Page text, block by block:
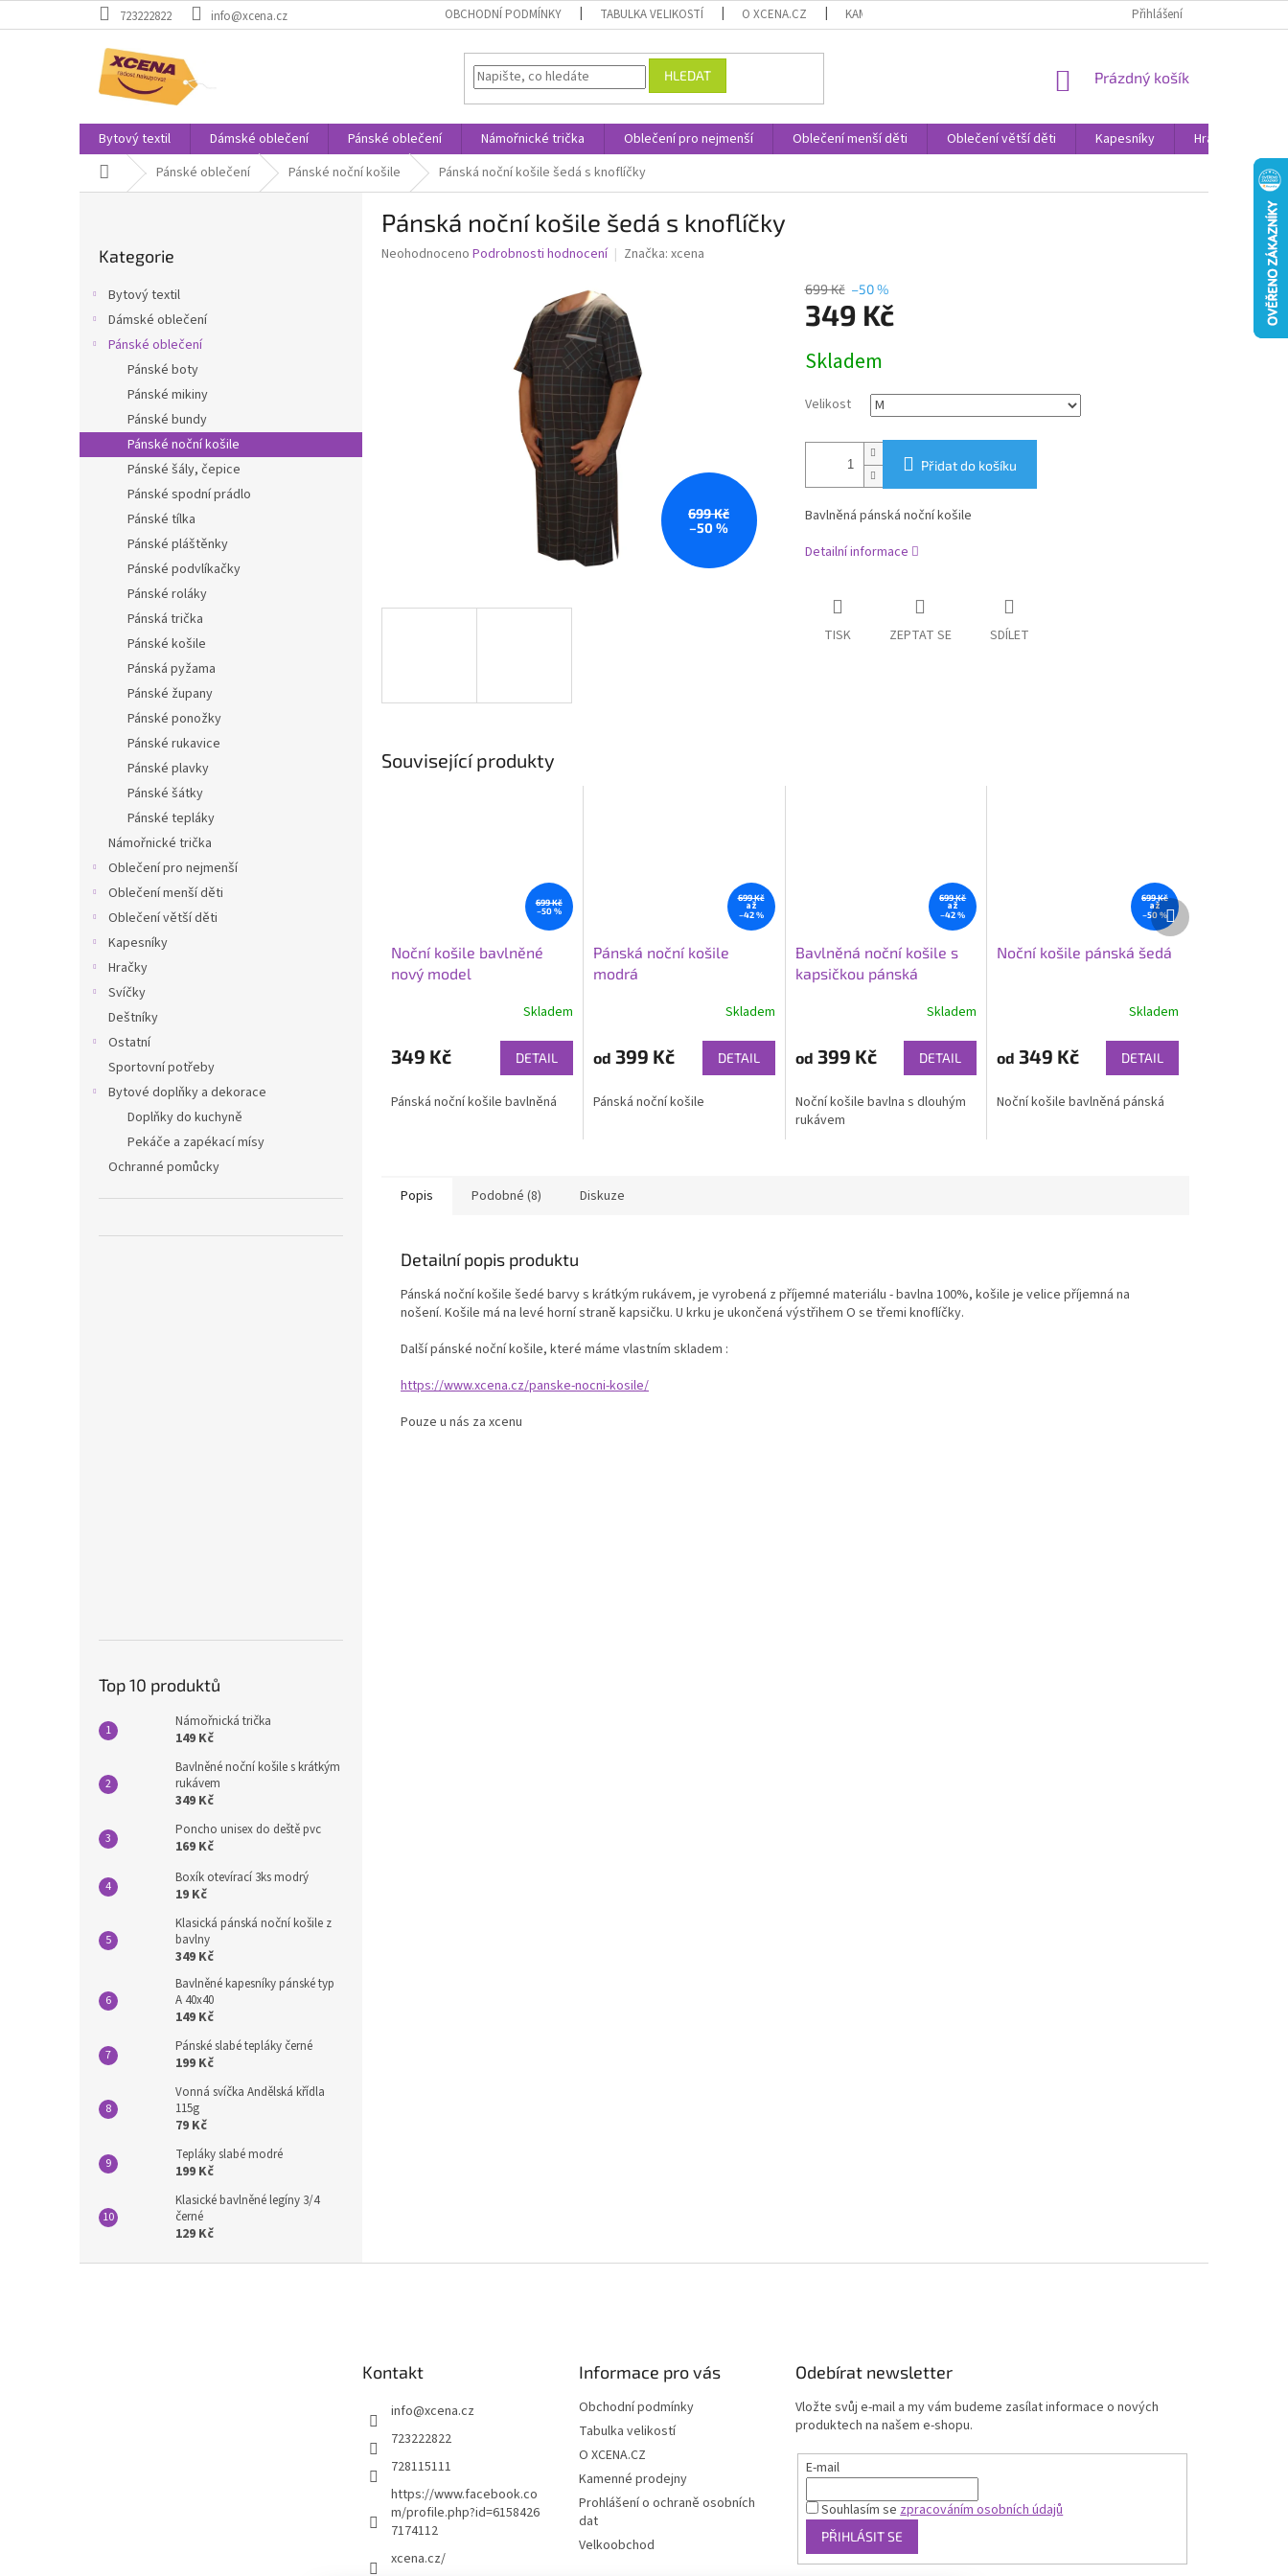
na
723222822 info@xcena.cz OBCHODNÍ PODMÍNKY TABULKA VELIKOSTÍ O XCENA.CZ KAMENNÉ PRODEJNY PROHLÁŠENÍ O OCHRANĚ OSOBNÍCH DAT
Přihlášení
HLEDAT
NÁKUPNÍ
Prázdný košík
Bytový textil Dámské oblečení Pánské oblečení Námořnické trička Oblečení pro nejmenší Oblečení menší děti Oblečení větší děti Kapesníky Hračky
Domů Pánské oblečení Pánské noční košile Pánská noční košile šedá s knoflíčky
n
e
kategorie
Kategorie
Bytový textil
Dámské oblečení
Pánské oblečení
Pánské boty
Pánské mikiny
Pánské bundy
Pánské noční košile
Pánské šály, čepice
Pánské spodní prádlo
Pánské tílka
Pánské pláštěnky
Pánské podvlíkačky
Pánské roláky
Pánská trička
Pánské košile
Pánská pyžama
Pánské župany
Pánské ponožky
Pánské rukavice
Pánské plavky
Pánské šátky
Pánské tepláky
Námořnické trička
Oblečení pro nejmenší
Oblečení menší děti
Oblečení větší děti
Kapesníky
Hračky
Svíčky
Deštníky
Ostatní
Sportovní potřeby
Bytové doplňky a dekorace
Doplňky do kuchyně
Pekáče a zapékací mísy
Ochranné pomůcky
Top 10 produktů
Námořnická trička
149 Kč
Bavlněné noční košile s krátkým
rukávem
349 Kč
Poncho unisex do deště pvc
169 Kč
Boxík otevírací 3ks modrý
19 Kč
Klasická pánská noční košile z
bavlny
349 Kč
Bavlněné kapesníky pánské typ
A 40x40
149 Kč
Pánské slabé tepláky černé
199 Kč
Vonná svíčka Andělská křídla
115g
79 Kč
Tepláky slabé modré
199 Kč
Klasické bavlněné legíny 3/4
černé
129 Kč
Pánská noční košile šedá s knoflíčky
Průměrné
Neohodnoceno Podrobnosti hodnocení Značka: xcena
699 Kč
–50 %
699 Kč –50 %
349 Kč
cena:
Skladem
Velikost
Přidat do košíku
Bavlněná pánská noční košile
Detailní informace
TISK ZEPTAT SE SDÍLET
Související produkty
699 Kč
–50 %
Noční košile bavlněné
nový model
Skladem
349 Kč DETAIL
Pánská noční košile bavlněná
699 Kč
až
–42 %
Pánská noční košile
modrá
Skladem
od 399 Kč DETAIL
Pánská noční košile
699 Kč
až
–42 %
Bavlněná noční košile s
kapsičkou pánská
Skladem
od 399 Kč DETAIL
Noční košile bavlna s dlouhým
rukávem
699 Kč
až
–50 %
Noční košile pánská šedá
Skladem
od 349 Kč DETAIL
Noční košile bavlněná pánská
Další
produkt
Popis Podobné (8) Diskuze
Detailní popis produktu
Pánská noční košile šedé barvy s krátkým rukávem, je vyrobená z příjemné materiálu - bavlna 100%, košile je velice příjemná na
nošení. Košile má na levé horní straně kapsičku. U krku je ukončená výstřihem O se třemi knoflíčky.
Další pánské noční košile, které máme vlastním skladem :
https://www.xcena.cz/panske-nocni-kosile/
Pouze u nás za xcenu
Kontakt
info@xcena.cz
723222822
728115111
https://www.facebook.co
m/profile.php?id=6158426
7174112
xcena.cz/
Informace pro vás
Obchodní podmínky
Tabulka velikostí
O XCENA.CZ
Kamenné prodejny
Prohlášení o ochraně osobních
dat
Velkoobchod
Odebírat newsletter
Vložte svůj e-mail a my vám budeme zasílat informace o nových
produktech na našem e-shopu.
E-mail
Souhlasím se zpracováním osobních údajů
PŘIHLÁSIT SE